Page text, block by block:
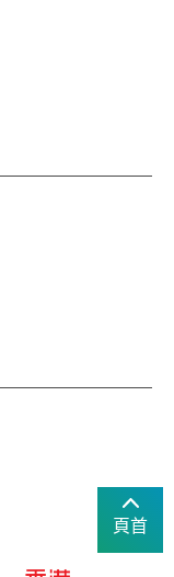
頁首